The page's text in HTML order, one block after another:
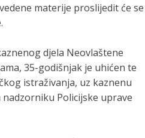
materije proslijedit će se
djela Neovlaštene
35-godišnjak je uhićen te
istraživanja, uz kaznenu
Policijske uprave